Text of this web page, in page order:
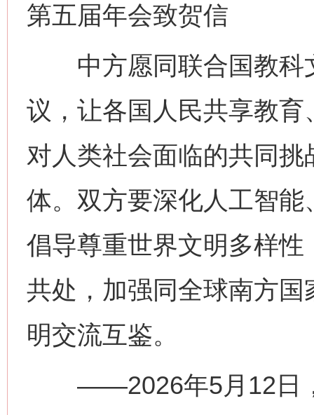
第五届年会致贺信
中方愿同联合国教科
议，让各国人民共享教
对人类社会面临的共同
体。双方要深化人工智
倡导尊重世界文明多样
共处，加强同全球南方
明交流互鉴。
——2026年5月12日，
网上购药对药下症？